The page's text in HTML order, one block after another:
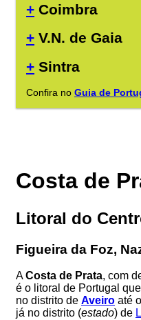
+ Coimbra
+ V.N. de Gaia
+ Sintra
Confira no Guia de
Costa de
Litoral do
Figueira da Foz,
ACosta de Prata, com
é o litoral de Portugal
no distrito de Aveiro até
já no distrito (estado) de